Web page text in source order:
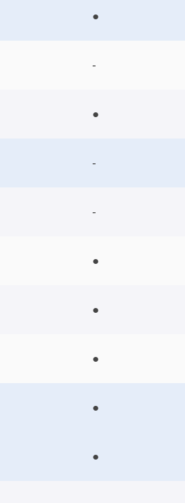
●
-
●
-
-
●
●
●
●
●